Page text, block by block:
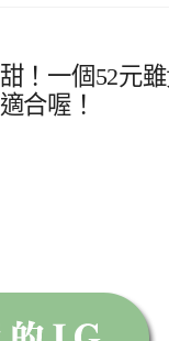
！一個52元
合喔！